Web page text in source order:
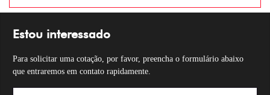
Estou interessado
Para solicitar uma cotação, por favor, preencha o formulário abaixo
que entraremos em contato rapidamente.